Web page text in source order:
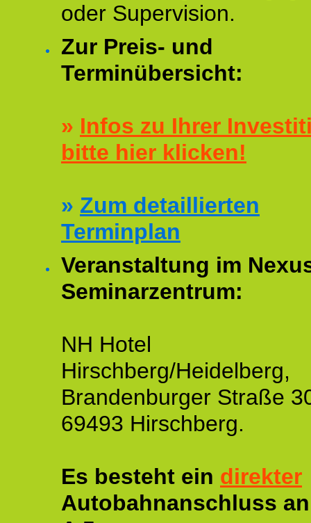
oder Supervision.
Zur Preis- und
Terminübersicht:
» Infos zu Ihrer
bitte hier klicken!
» Zum detaillierten
Terminplan
Veranstaltung im
Seminarzentrum:
NH Hotel
Hirschberg/Heidelberg,
Brandenburger Straße
69493 Hirschberg.
Es besteht ein direkter
Autobahnanschluss